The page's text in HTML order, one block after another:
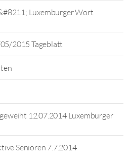
Luxemburger Wort
2015 Tageblatt
12.07.2014 Luxemburger
Senioren 7.7.2014